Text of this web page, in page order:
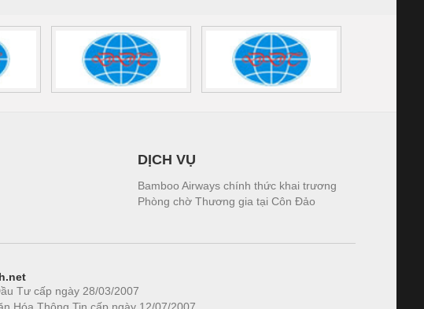
DỊCH VỤ
Bamboo Airways chính thức khai trương
Phòng chờ Thương gia tại Côn Đảo
Tư cấp ngày 28/03/2007
Hóa Thông Tin cấp ngày 12/07/2007